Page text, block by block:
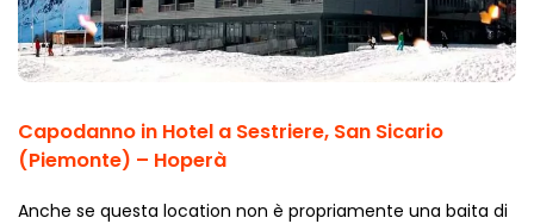
Capodanno in Hotel a Sestriere, San Sicario
(Piemonte) – Hoperà
Anche se questa location non è propriamente una baita di